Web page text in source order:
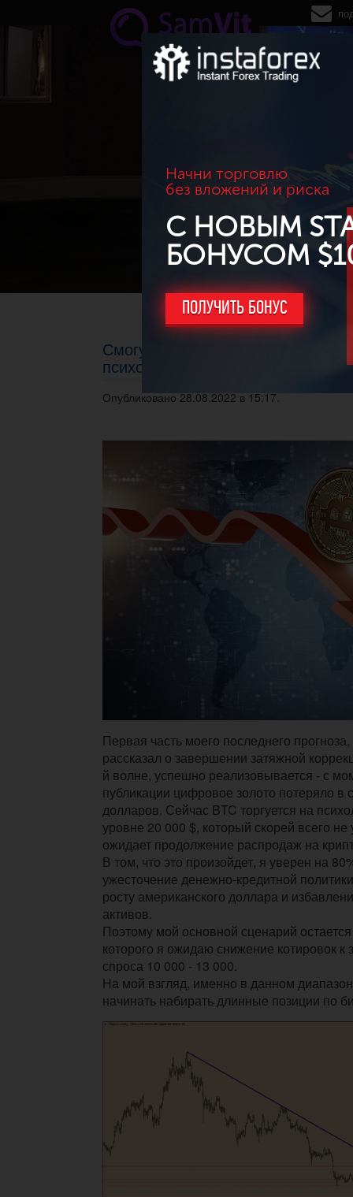
Перейти к основному содержанию
Начни торговлю
без вложений и риска
С НОВЫМ
БОНУСОМ
ПОЛУЧИТЬ БОНУС
Смогут ли покупатели удержать
психологически важного уровня
Опубликовано 28.08.2022 в 15:17.
Первая часть моего последнего
рассказал о завершении затяжной
й волне, успешно реализовывается - с
публикации цифровое золото потеряло в
долларов. Сейчас BTC торгуется на
уровне 20 000 $, который скорей всего не
ожидает продолжение распродаж на
В том, что это произойдет, я уверен на
ужесточение денежно-кредитной
росту американского доллара и
активов.
Поэтому мой основной сценарий
которого я ожидаю снижение котировок
спроса 10 000 - 13 000.
На мой взгляд, именно в данном
начинать набирать длинные позиции по